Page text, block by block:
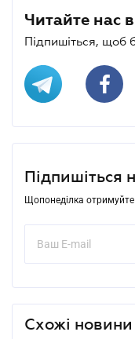
Читайте нас
Підпишіться, щоб
Підпишіться
Щопонеділка отримуйте
Схожі новини